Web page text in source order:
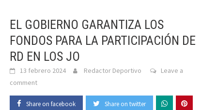
EL GOBIERNO GARANTIZA LOS
FONDOS PARA LA PARTICIPACIÓN DE
RD EN LOS JO
13 febrero 2024 Redactor Deportivo
Leave a
comment
Share on facebook Share on twitter